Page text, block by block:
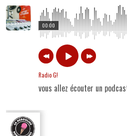
00:00
Radio G!
vous allez écouter un